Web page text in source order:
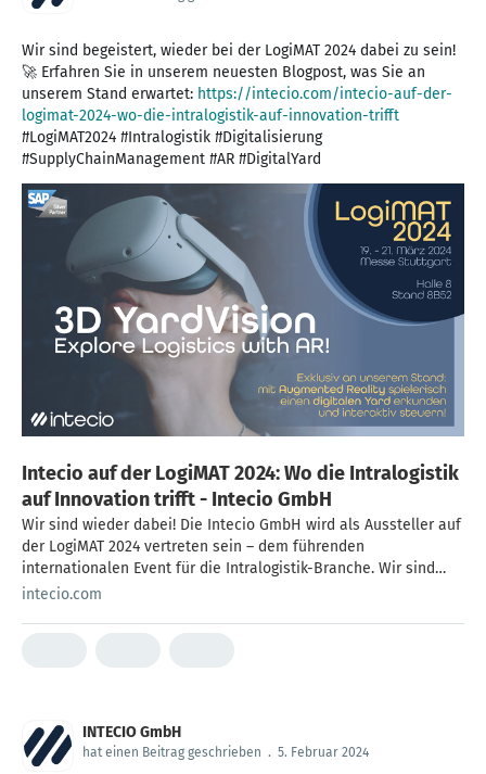
Wir sind begeistert, wieder bei der LogiMAT 2024 dabei zu sein!
🚀 Erfahren Sie in unserem neuesten Blogpost, was Sie an
unserem Stand erwartet: https://intecio.com/intecio-auf-der-
logimat-2024-wo-die-intralogistik-auf-innovation-trifft
#LogiMAT2024 #Intralogistik #Digitalisierung
#SupplyChainManagement #AR #DigitalYard
Intecio auf der LogiMAT 2024: Wo die Intralogistik
auf Innovation trifft - Intecio GmbH
Wir sind wieder dabei! Die Intecio GmbH wird als Aussteller auf
der LogiMAT 2024 vertreten sein – dem führenden
internationalen Event für die Intralogistik-Branche. Wir sind
stolz darauf, Ihnen nicht nur unsere Expertise im Bereich
Fachbesuchern aus 90 Ländern im Jahr 2023 ist die LogiMAT der
Marktplatz für innovative Technologien, Produkte und Lösungen
intecio.com
INTECIO GmbH
hat einen Beitrag geschrieben . 5. Februar 2024